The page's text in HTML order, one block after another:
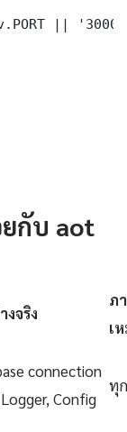
||
กับ aot
งจริง
ภ
เ
connection
Config
ทุ